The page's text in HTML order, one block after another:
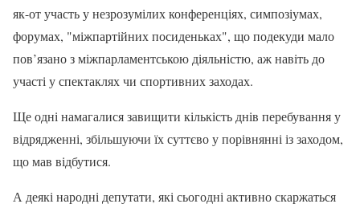
як-от участь у незрозумілих конференціях, симпозіумах,
форумах, "міжпартійних посиденьках", що подекуди мало
пов’язано з міжпарламентською діяльністю, аж навіть до
участі у спектаклях чи спортивних заходах.
Ще одні намагалися завищити кількість днів перебування у
відрядженні, збільшуючи їх суттєво у порівнянні із заходом,
що мав відбутися.
А деякі народні депутати, які сьогодні активно скаржаться